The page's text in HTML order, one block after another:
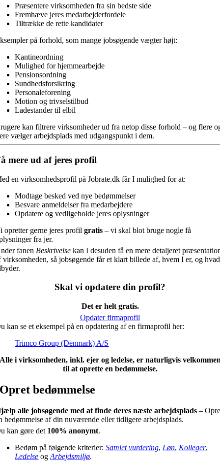
Præsentere virksomheden fra sin bedste side
Fremhæve jeres medarbejderfordele
Tiltrække de rette kandidater
på forhold, som mange jobsøgende vægter højt:
Kantineordning
Mulighed for hjemmearbejde
Pensionsordning
Sundhedsforsikring
Personaleforening
Motion og trivselstilbud
Ladestander til elbil
kan filtrere virksomheder ud fra netop disse forhold – og flere
vælger arbejdsplads med udgangspunkt i dem.
mere ud af jeres profil
en virksomhedsprofil på Jobrate.dk får I mulighed for at:
Modtage besked ved nye bedømmelser
Besvare anmeldelser fra medarbejdere
Opdatere og vedligeholde jeres oplysninger
opretter gerne jeres profilgratis – vi skal blot bruge nogle få
fra jer.
fanen Beskrivelse kan I desuden få en mere detaljeret
virksomheden, så jobsøgende får et klart billede af, hvem I er, og
Skal vi opdatere din profil?
Det er helt gratis.
Opdater firmaprofil
kan se et eksempel på en opdatering af en firmaprofil her:
Trimco Group (Denmark) A/S
i virksomheden, inkl. ejer og ledelse, er naturligvis
til at oprette en bedømmelse.
Opret bedømmelse
alle jobsøgende med at finde deres næste arbejdsplads –
bedømmelse af din nuværende eller tidligere arbejdsplads.
kan gøre det 100% anonymt.
Bedøm på følgende kriterier:Samlet vurdering, Løn, Kolleger,
Ledelse ogArbejdsmiljø.